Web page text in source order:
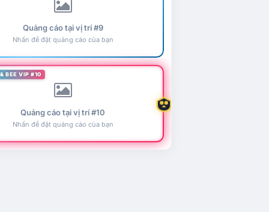
Quảng cáo tại vị trí #9
Nhấn để đặt quảng cáo của bạn
BEE VIP #10
Quảng cáo tại vị trí #10
Nhấn để đặt quảng cáo của bạn